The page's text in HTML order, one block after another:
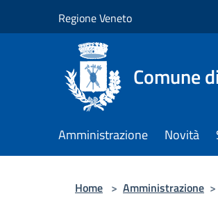
Regione Veneto
Comune
Amministrazione Novità
Home > Amministrazione >